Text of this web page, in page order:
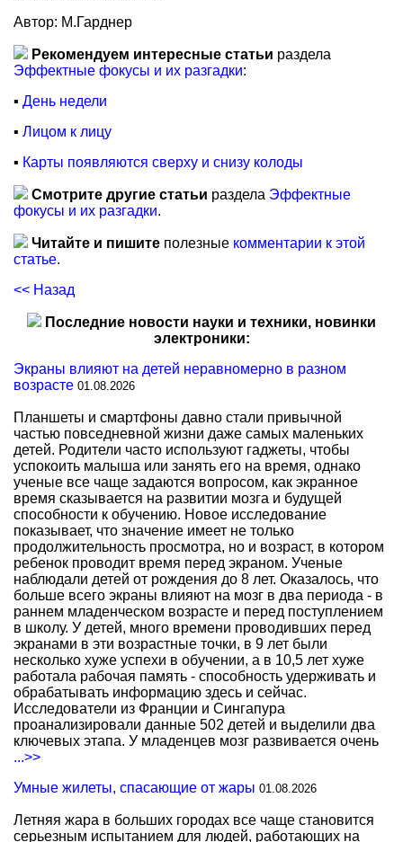
Автор: М.Гарднер
Рекомендуем интересные статьи раздела
Эффектные фокусы и их разгадки:
▪ День недели
▪ Лицом к лицу
▪ Карты появляются сверху и снизу колоды
Смотрите другие статьи раздела Эффектные
фокусы и их разгадки.
Читайте и пишите полезные комментарии к этой
статье.
<< Назад
Последние новости науки и техники, новинки
электроники:
Экраны влияют на детей неравномерно в разном
возрасте 01.08.2026
Планшеты и смартфоны давно стали привычной
частью повседневной жизни даже самых маленьких
детей. Родители часто используют гаджеты, чтобы
успокоить малыша или занять его на время, однако
ученые все чаще задаются вопросом, как экранное
время сказывается на развитии мозга и будущей
способности к обучению. Новое исследование
показывает, что значение имеет не только
продолжительность просмотра, но и возраст, в котором
ребенок проводит время перед экраном. Ученые
наблюдали детей от рождения до 8 лет. Оказалось, что
больше всего экраны влияют на мозг в два периода - в
раннем младенческом возрасте и перед поступлением
в школу. У детей, много времени проводивших перед
экранами в эти возрастные точки, в 9 лет были
несколько хуже успехи в обучении, а в 10,5 лет хуже
работала рабочая память - способность удерживать и
обрабатывать информацию здесь и сейчас.
Исследователи из Франции и Сингапура
проанализировали данные 502 детей и выделили два
ключевых этапа. У младенцев мозг развивается очень
...>>
Умные жилеты, спасающие от жары 01.08.2026
Летняя жара в больших городах все чаще становится
серьезным испытанием для людей, работающих на